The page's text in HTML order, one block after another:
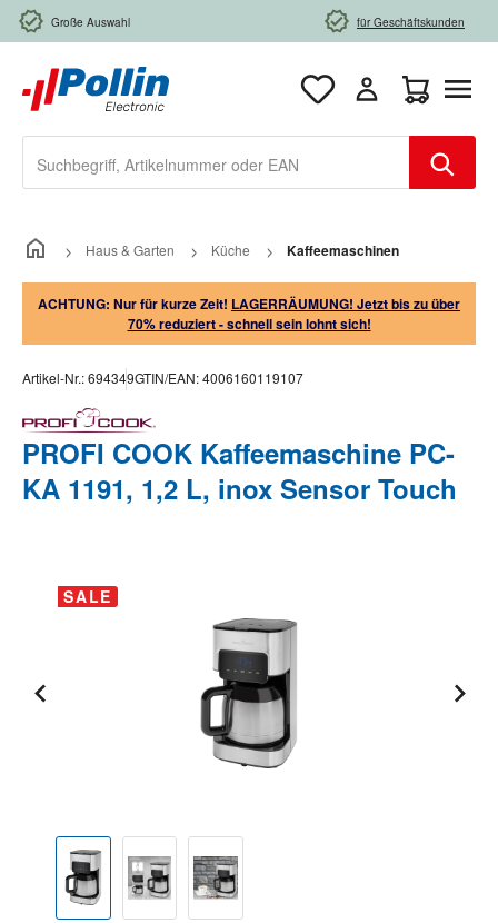
Zum Hauptinhalt springen
Große Auswahl für Geschäftskunden
Haus & Garten Küche Kaffeemaschinen
ACHTUNG: Nur für kurze Zeit! LAGERRÄUMUNG! Jetzt bis zu über
70% reduziert - schnell sein lohnt sich!
Artikel-Nr.:694349GTIN/EAN:4006160119107
PROFI COOK Kaffeemaschine PC-
KA 1191, 1,2 L, inox Sensor Touch
Bildergalerie überspringen
SALE